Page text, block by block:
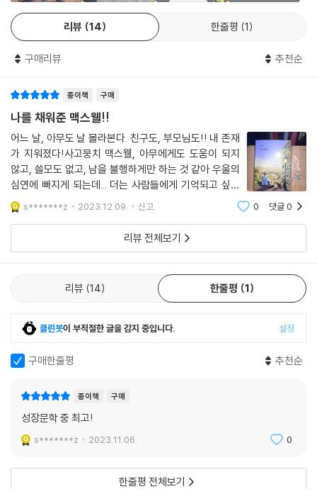
“아무튼, 헉슬리 선생님께 전화해서 선생님이 잘못했다고, 사랑한다고 말
하세요. 알았죠? 그렇게 하실 거죠? 약속이에요”
하워드 선생님의 턱이 느릿느릿 위아래로 움직였다. 나는 땅이 꺼지게 한
숨을 내쉬고 차에서 내려 그대로 도망쳤다.
아빠가 싫어하던 회사를 떠난 것도, 누나가 역사를 좋아하는 자신에게 떳
떳한 것도, 하워드 선생님과 헉슬리 선생님이 서로의 마음을 확인한 것도
다 내가 있어서였다.
돌아가게 되면 학교 사람들에게 내가 저지른 모든 일과 올해 가장 큰 행사
를 망친 것에 대해 사죄할 것이다. 그리고 하나뿐인 절친 찰리와 화해할 것
이다. 이제까지 좋은 친구가 아니어서 미안하고 앞으로는 잘하겠다고 말해
야지.
무엇보다 내 반려견을 만날 생각에 가슴이 벅찼다. 내가 돌아가면 몬스터
학교에서도, 동네에서도, 심지어 집에서도 맥스웰은 ‘문제아’ 취급을 받는
가의 기분을 나쁘게 하거나, 사회가 합의한 질서를 흩트린 적도 분명 있기
기를 진지하게 들어주거나 관심 가져 준 사람이 없었다. 그러다 보니 맥스
웰은 사람들의 관심을 끌기 위해 갈수록 무모한 짓을 벌이게 된 것이다.
누구나 한 번쯤 무언가로부터 도망가고 싶거나, 어떤 문제에서 회피하고
싶을 때 이 세상에서 흔적도 없이 사라지고 싶다는 상상을 해 봤을 것이다.
맥스웰도 그랬다. 비록 맥스웰은 그런 상상이 현실이 된다면 어떤 일이 벌
어질지, 거기까진 생각하지 못했던 것이다. 하지만 맥스웰은 엄청난 경험
을 하고 난 뒤 자신이 없다면 가족은 물론, 친구는 없고, 몬스터도 존재하지
않는다는 걸 깨닫는다. 그리고 맥스웰은 스스로를 위해서가 아닌, 주변 모
든 사람들을 위해 원래의 세계로 돌아오기 위해 노력한다. 세상에 필요하
무엇보다 사회에서 배제되어 버릴 뻔한 맥스웰이 다시 제자리를 찾아가는
과정을 지켜보면서, 독자는 맥스웰과 같은 고민을 하고 있는 아이들의 마
음을 좀 더 깊숙이 들여다볼 수 있다. 세상에 불필요한 사람은 없다. 맥스웰
도 그렇다. 그렇게 맥스웰은 한 뼘 더 성장했다.
리뷰 14 한줄평 1
구매리뷰 추천순
종이책 구매
나를 채워준 맥스웰!!
어느 날, 아무도 날 몰라본다. 친구도, 부모님도!! 내 존재
가 지워졌다!사고뭉치 맥스웰, 아무에게도 도움이 되지
않고, 쓸모도 없고, 남을 불행하게만 하는 것 같아 우울의
심연에 빠지게 되는데... 더는 사람들에게 기억되고 싶지
않아, 모두에게 잊히게 해달란 소원을 빌게 되자, 다음날,
아무도 맥스웰을 기억 못 하는데.. 청소년 문학답게 성장
통을 그린 이야기입니다. 자신을 무
s*******z 2023.12.09. 신고 0 댓글0
리뷰 전체보기
리뷰 14 한줄평 1
클린봇이 부적절한 글을 감지 중입니다. 설정
구매한줄평 추천순
종이책 구매
성장문학 중 최고!
s*******z 2023.11.06. 0
한줄평 전체보기